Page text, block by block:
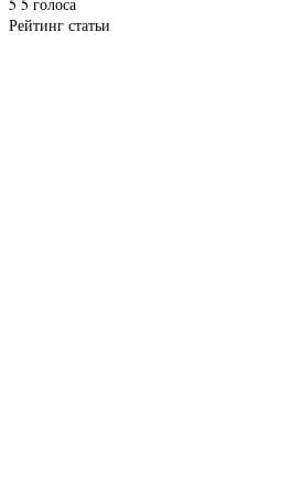
Рейтинг статьи